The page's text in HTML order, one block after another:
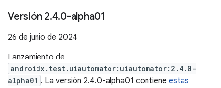
Versión 2.4.0-alpha01
26 de junio de 2024
Lanzamiento de
androidx.test.uiautomator:uiautomator:2.4.0-
alpha01 . La versión 2.4.0-alpha01 contiene estas